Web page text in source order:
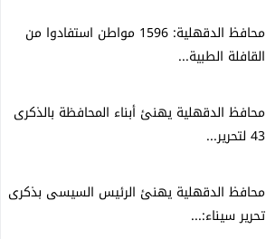
محافظ الدقهلية: 1596 مواطن استفادوا من
القافلة الطبية...
محافظ الدقهلية يهنئ أبناء المحافظة بالذكرى
43 لتحرير...
محافظ الدقهلية يهنئ الرئيس السيسى بذكرى
تحرير سيناء:...